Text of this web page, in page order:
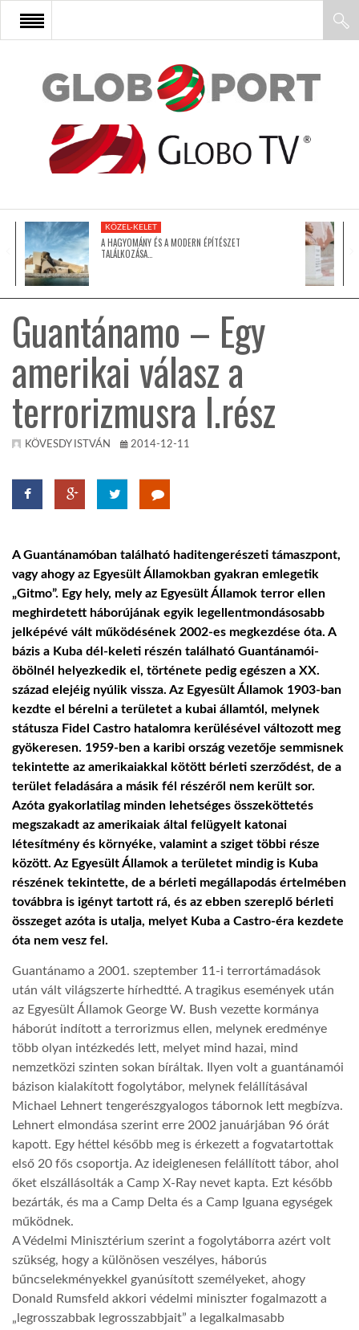
FŐOLDAL
AFRIKA
ÁZSIA
LATIN-AMERIKA
AUSZTRÁLIA
A VILÁG ITTHON
MÉDIA
GLOBOTV BP
HÍR3D
TROPICALMAGAZIN
GLOBOTV
AFRIKA TUDÁSTÁR
A NAP SZÉPE
GLOBOZSARU
DOBRAVERO.HU
LATIMO.HU
GLOBOBOOK
KÖZEL-KELET
A HAGYOMÁNY ÉS A MODERN ÉPÍTÉSZET
TALÁLKOZÁSA…
Guantánamo – Egy
amerikai válasz a
terrorizmusra I.rész
KÖVESDY ISTVÁN 2014-12-11
A Guantánamóban található haditengerészeti támaszpont,
vagy ahogy az Egyesült Államokban gyakran emlegetik
„Gitmo”. Egy hely, mely az Egyesült Államok terror ellen
meghirdetett háborújának egyik legellentmondásosabb
jelképévé vált működésének 2002-es megkezdése óta. A
bázis a Kuba dél-keleti részén található Guantánamói-
öbölnél helyezkedik el, története pedig egészen a XX.
század elejéig nyúlik vissza. Az Egyesült Államok 1903-ban
kezdte el bérelni a területet a kubai államtól, melynek
státusza Fidel Castro hatalomra kerülésével változott meg
gyökeresen. 1959-ben a karibi ország vezetője semmisnek
tekintette az amerikaiakkal kötött bérleti szerződést, de a
terület feladására a másik fél részéről nem került sor.
Azóta gyakorlatilag minden lehetséges összeköttetés
megszakadt az amerikaiak által felügyelt katonai
létesítmény és környéke, valamint a sziget többi része
között. Az Egyesült Államok a területet mindig is Kuba
részének tekintette, de a bérleti megállapodás értelmében
továbbra is igényt tartott rá, és az ebben szereplő bérleti
összeget azóta is utalja, melyet Kuba a Castro-éra kezdete
óta nem vesz fel.
Guantánamo a 2001. szeptember 11-i terrortámadások
után vált világszerte hírhedtté. A tragikus események után
az Egyesült Államok George W. Bush vezette kormánya
háborút indított a terrorizmus ellen, melynek eredménye
több olyan intézkedés lett, melyet mind hazai, mind
nemzetközi szinten sokan bíráltak. Ilyen volt a guantánamói
bázison kialakított fogolytábor, melynek felállításával
Michael Lehnert tengerészgyalogos tábornok lett megbízva.
Lehnert elmondása szerint erre 2002 januárjában 96 órát
kapott. Egy héttel később meg is érkezett a fogvatartottak
első 20 fős csoportja. Az ideiglenesen felállított tábor, ahol
őket elszállásolták a Camp X-Ray nevet kapta. Ezt később
bezárták, és ma a Camp Delta és a Camp Iguana egységek
működnek.
A Védelmi Minisztérium szerint a fogolytáborra azért volt
szükség, hogy a különösen veszélyes, háborús
bűncselekményekkel gyanúsított személyeket, ahogy
Donald Rumsfeld akkori védelmi miniszter fogalmazott a
„legrosszabbak legrosszabbjait” a legalkalmasabb